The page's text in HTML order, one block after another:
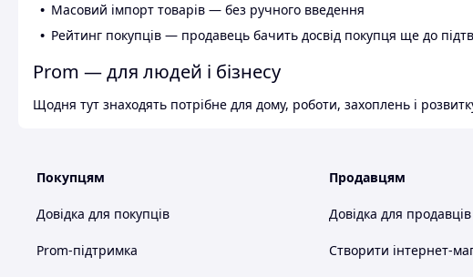
Масовий імпорт товарів — без ручного введення
Рейтинг покупців — продавець бачить досвід покупця ще до
Prom — для людей і бізнесу
Щодня тут знаходять потрібне для дому, роботи, захоплень і
Покупцям
Довідка для покупців
Prom-підтримка
Продавцям
Довідка для продавців
Створити інтернет-